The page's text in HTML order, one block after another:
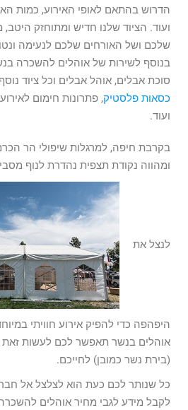
הדרוש בהתאם לאופי האירוע, כמות
ועוד. הציוד שלנו חדיש ומתוחזק
שלכם ושל האורחים שלכם לנעימה
בנוסף לשירות של אוהלים להשכרה
סוכת אבלים, אוהל אבלים וכל ציוד
כסאות פלסטיק, פתרונות חימום
ועוד.
בקרבת חיפה, למרגלות שיפולי הר
ומהווה נקודת תצפית נהדרת לנוף
לנצל את
היפהפה כדי להפיק אירוע חוויתי
אוהלים בנשר תאפשר לכם לעשות זאת
(בירת נשר כמובן) לחייכם.
כל שנותר לכם כעת הוא לצלצל אל
לקבל מידע לגבי מחיר אוהלים